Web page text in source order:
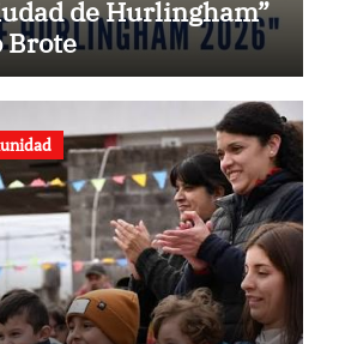
de Hurlingham”
Brote